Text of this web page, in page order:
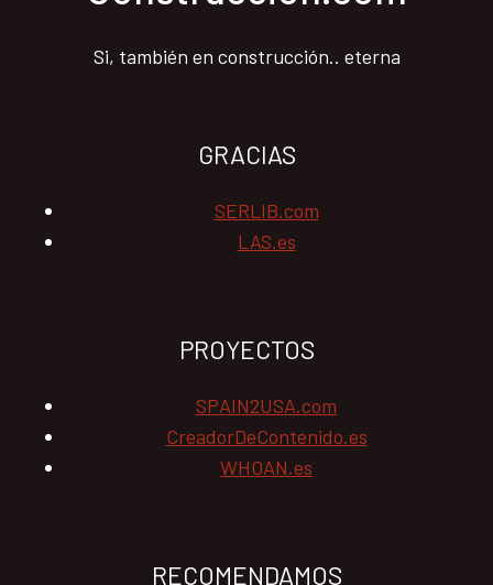
Si, también en construcción.. eterna
GRACIAS
SERLIB.com
LAS.es
PROYECTOS
SPAIN2USA.com
CreadorDeContenido.es
WHOAN.es
RECOMENDAMOS